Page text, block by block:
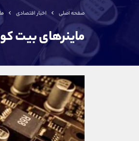
صفحه اصلی اخبار اقتصادی
ماینرهای بیت
اطلاعات تماس
تلفن
تلفن
بدون پیش شماره
اینستاگرام
کانال تلگرام
کانال بله